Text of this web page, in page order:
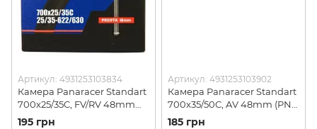
Артикул: 4931253103834
Камера Panaracer Standart
700x25/35C, FV/RV 48mm
(PNR YTW725-38F48RV)
195 грн
Артикул: 4931253103902
Камера Panaracer Standart
700x35/50C, AV 48mm (PNR
YTW735-50A48)
185 грн